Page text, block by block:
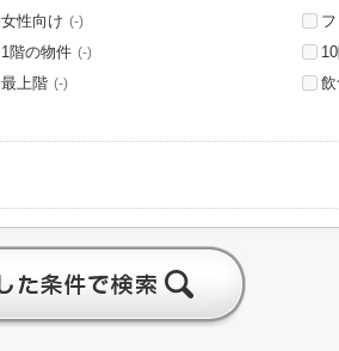
女性向け (-)
1階の物件 (-)
最上階 (-)